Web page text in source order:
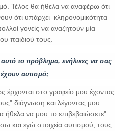
Τέλος θα ήθελα να αναφέρω ότι
ότι υπάρχει κληρονομικότητα
γονείς να αναζητούν μία
παιδιού τους.
το πρόβλημα, ενήλικες να σας
αυτισμό;
στο γραφείο μου έχοντας
διάγνωση και λέγοντας μου
ήθελα να μου το επιβεβαιώσετε".
και εγώ στοιχεία αυτισμού, τους